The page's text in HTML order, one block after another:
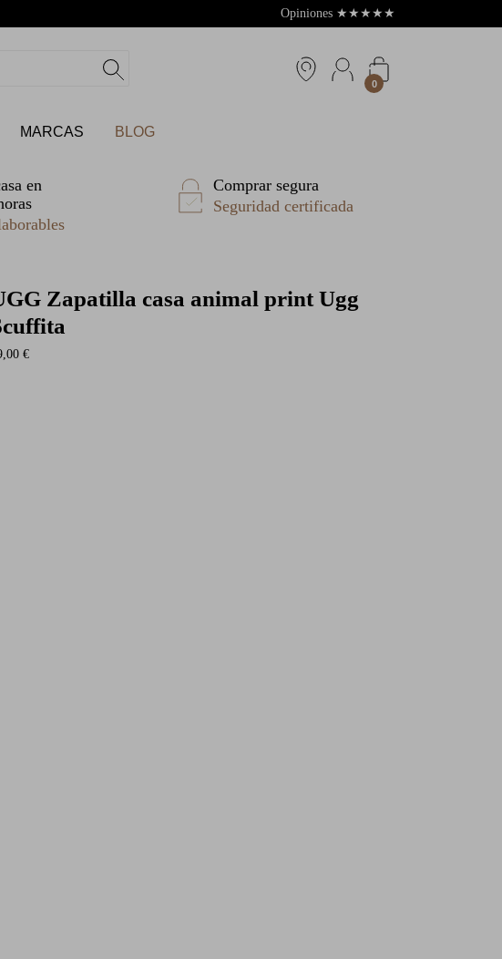
Opiniones ★ ★ ★ ★ ★
0
MARCAS BLOG
en
Comprar segura
Seguridad certificada
Zapatilla casa animal print Ugg
€